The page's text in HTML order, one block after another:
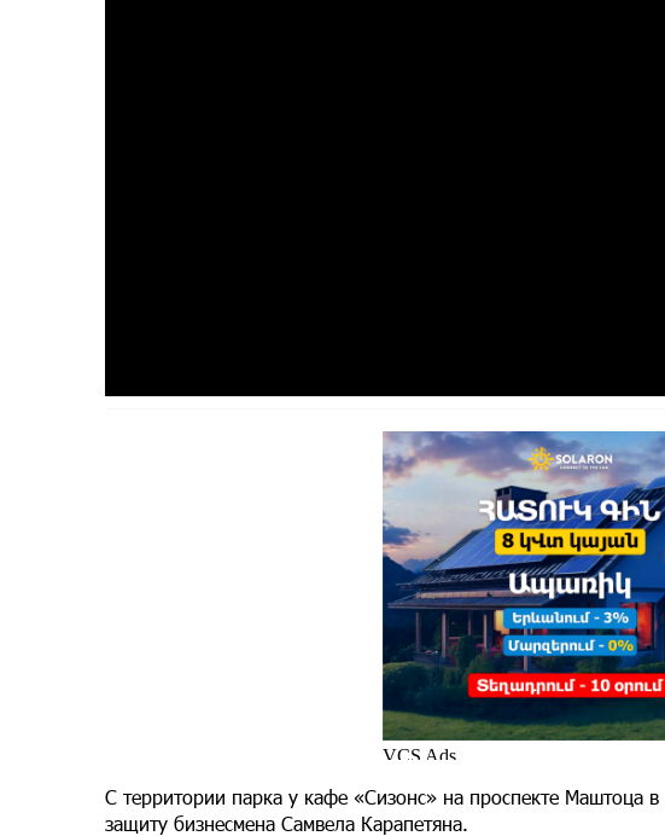
С территории парка у кафе «Сизонс» на проспекте Маштоца
защиту бизнесмена Самвела Карапетяна.